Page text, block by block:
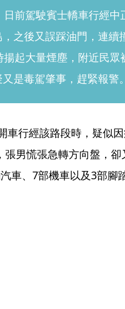
前駕駛賓士轎車行經中
之後又誤踩油門，連續
起大量煙塵，附近民眾
是毒駕肇事，趕緊報警。
行經該路段時，疑似
男慌張急轉方向盤，
車、7部機車以及3部腳